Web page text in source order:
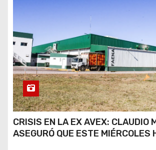
CRISIS EN LA EX AVEX: CLAUDIO
ASEGURÓ QUE ESTE MIÉRCOLES